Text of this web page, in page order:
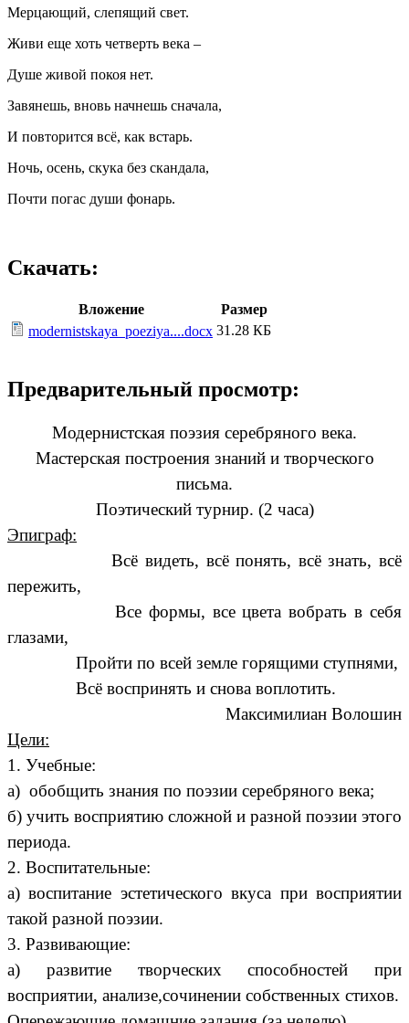
Мерцающий, слепящий свет.
Живи еще хоть четверть века –
Душе живой покоя нет.
Завянешь, вновь начнешь сначала,
И повторится всё, как встарь.
Ночь, осень, скука без скандала,
Почти погас души фонарь.
Скачать:
Вложение
Размер
modernistskaya_poeziya....docx 31.28 КБ
Предварительный просмотр:
Модернистская поэзия серебряного века.
Мастерская построения знаний и творческого
письма.
Поэтический турнир. (2 часа)
Эпиграф:
Всё видеть, всё понять, всё знать, всё
пережить,
Все формы, все цвета вобрать в себя
глазами,
Пройти по всей земле горящими ступнями,
Всё воспринять и снова воплотить.
Максимилиан Волошин
Цели:
1. Учебные:
а) обобщить знания по поэзии серебряного века;
б) учить восприятию сложной и разной поэзии этого
периода.
2. Воспитательные:
а) воспитание эстетического вкуса при восприятии
такой разной поэзии.
3. Развивающие:
а) развитие творческих способностей при
восприятии, анализе,сочинении собственных стихов.